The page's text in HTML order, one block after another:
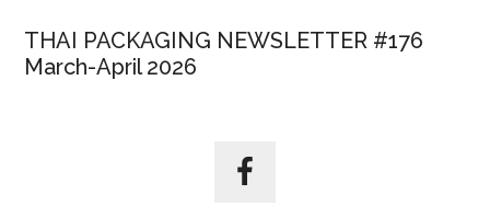
THAI PACKAGING NEWSLETTER #176
March-April 2026